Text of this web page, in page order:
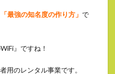
最強の知名度の作り方」 で
』ですね！
用のレンタル事業です。